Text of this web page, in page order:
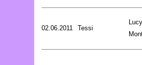
02.06.2011 Tessi